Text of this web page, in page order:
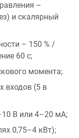
–
и скалярный
– 150 % /
60 с;
момента;
входов (5 в
В или 4–20 мA;
0,75–4 кВт);